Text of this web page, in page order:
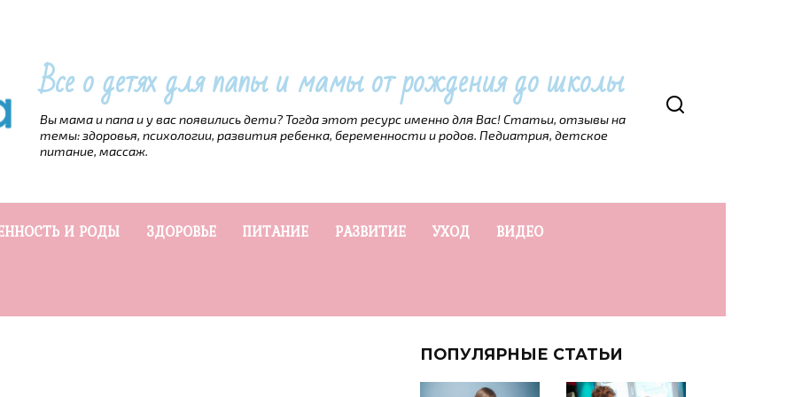
Все о детях для папы и мамы от рождения до школы
Вы мама и папа и у вас появились дети? Тогда этот ресурс именно для Вас! Статьи, отзывы на
темы: здоровья, психологии, развития ребенка, беременности и родов. Педиатрия, детское
питание, массаж.
И РОДЫ ЗДОРОВЬЕ ПИТАНИЕ РАЗВИТИЕ УХОД ВИДЕО
ПОПУЛЯРНЫЕ СТАТЬИ